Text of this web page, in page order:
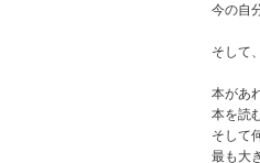
今の自
そして
本があ
本を読
そして
最も大